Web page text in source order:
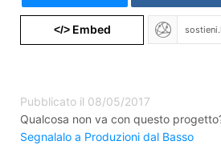
</>Embed
Pubblicato il 08/05/2017
Qualcosa non va con questo
Segnalalo a Produzioni dal Basso